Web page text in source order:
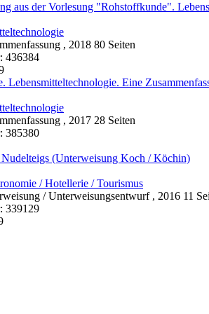
aus der Vorlesung "Rohstoffkunde".
, 2018 80 Seiten
436384
Lebensmitteltechnologie. Eine
, 2017 28 Seiten
385380
Nudelteigs (Unterweisung Koch / Köchin)
/ Hotellerie / Tourismus
/ Unterweisungsentwurf , 2016 11
339129